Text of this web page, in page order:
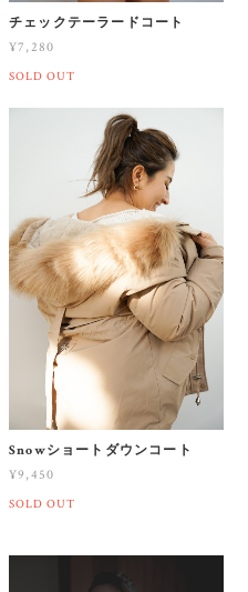
チェックテーラードコート
¥7,280
SOLD OUT
Snowショートダウンコート
¥9,450
SOLD OUT